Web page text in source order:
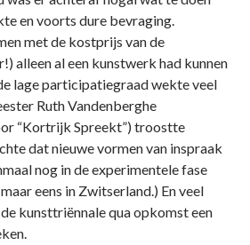
en voorts dure bevraging.
met de kostprijs van de
alleen al een kunstwerk had kunnen
lage participatiegraad wekte veel
Ruth Vandenberghe
“Kortrijk Spreekt”) troostte
dat nieuwe vormen van inspraak
nog in de experimentele fase
eens in Zwitserland.) En veel
kunsttriënnale qua opkomst een